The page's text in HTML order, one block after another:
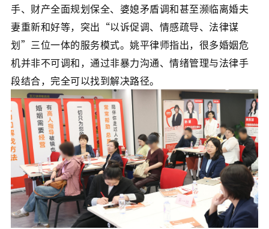
手、财产全面规划保全、婆媳矛盾调和甚至濒临离婚夫
妻重新和好等，突出“以诉促调、情感疏导、法律谋
划”三位一体的服务模式。姚平律师指出，很多婚姻危
机并非不可调和，通过非暴力沟通、情绪管理与法律手
段结合，完全可以找到解决路径。